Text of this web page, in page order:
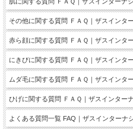
その他に関する質問 ＦＡＱ｜ザスインタ
赤ら顔に関する質問 ＦＡＱ｜ザスインタ
にきびに関する質問 ＦＡＱ｜ザスインタ
ムダ毛に関する質問 ＦＡＱ｜ザスインタ
ひげに関する質問 ＦＡＱ｜ザスインター
よくある質問一覧 FAQ｜ザスインターナ